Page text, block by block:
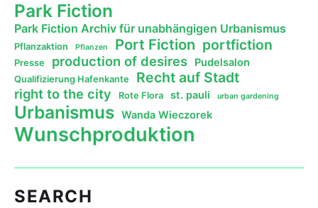
Park Fiction
Park Fiction Archiv für unabhängigen Urbanismus
Pflanzaktion Pflanzen Port Fiction portfiction
Presse production of desires Pudelsalon
Qualifizierung Hafenkante Recht auf Stadt
right to the city Rote Flora st. pauli urban gardening
Urbanismus Wanda Wieczorek
Wunschproduktion
SEARCH